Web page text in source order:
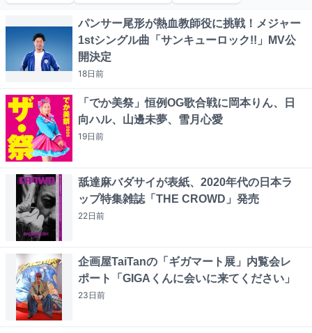
パンサー尾形が熱血教師役に挑戦！メジャー
1stシングル曲「サンキューロック!!」MV公
開決定
18日前
「でか美祭」恒例OG歌合戦に岡本りん、日
向ハル、山邊未夢、雪月心愛
19日前
舐達麻バダサイが表紙、2020年代の日本ラ
ップ特集雑誌「THE CROWD」発売
22日前
企画屋TaiTanの「ギガマート展」内覧会レ
ポート「GIGAくんに会いに来てください」
23日前